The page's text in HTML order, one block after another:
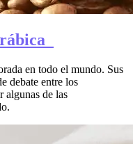
en todo el mundo. Sus
debate entre los
algunas de las